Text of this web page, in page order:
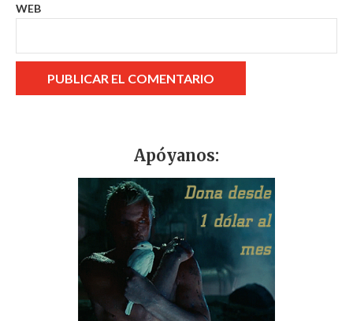
WEB
Apóyanos: